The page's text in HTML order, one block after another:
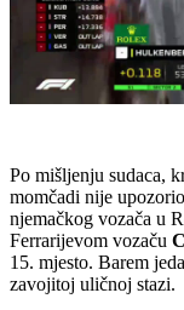
Po mišljenju sudaca,
momčadi nije
njemačkog vozača u
Ferrarijevom vozaču
15. mjesto. Barem
zavojitoj uličnoj stazi.